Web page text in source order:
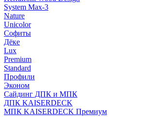
System Max-3
Nature
Unicolor
Софиты
Дёке
Lux
Premium
Standard
Профили
Эконом
Сайдинг ДПК и МПК
ДПК KAISERDECK
МПК KAISERDECK Премиум